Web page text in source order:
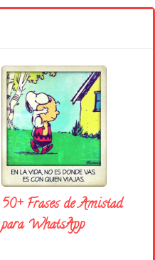
50+ Frases de Amistad
para WhatsApp